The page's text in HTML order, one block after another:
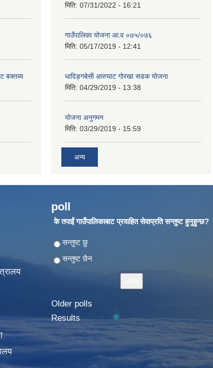
बक्तब्य
मिति: 07/31/2022 - 16:21
गाउँपालिका योजना आ.व ०७५/०७६
मिति: 05/17/2019 - 12:41
धादिङ्गबेसी आरुघाट गोरखा सडक योजना
मिति: 04/29/2019 - 13:38
योजना अनुगमन
मिति: 03/29/2019 - 15:59
अन्य
poll
के तपाईं गाउँपालिकाबाट प्रवाहित सेवाप्रति सन्तुष्ट हुनुहुन्छ?
Choices
सन्तुष्ट छु
सन्तुष्ट छैन
Older polls
Results